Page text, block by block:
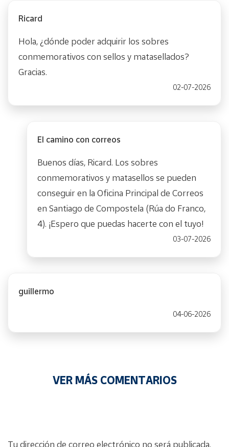
Ricard
Hola, ¿dónde poder adquirir los sobres
conmemorativos con sellos y matasellados?
Gracias.
02-07-2026
El camino con correos
Buenos días, Ricard. Los sobres
conmemorativos y matasellos se pueden
conseguir en la Oficina Principal de Correos
en Santiago de Compostela (Rúa do Franco,
4). ¡Espero que puedas hacerte con el tuyo!
03-07-2026
guillermo
04-06-2026
VER MÁS COMENTARIOS
Tu dirección de correo electrónico no será publicada.